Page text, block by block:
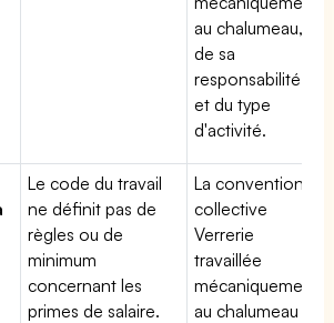
au chalumeau,
de sa
responsabilité
et du type
d'activité.
Le code du travail
ne définit pas de
règles ou de
minimum
concernant les
primes de salaire.
La convention
collective
Verrerie
travaillée
mécaniquement
au chalumeau